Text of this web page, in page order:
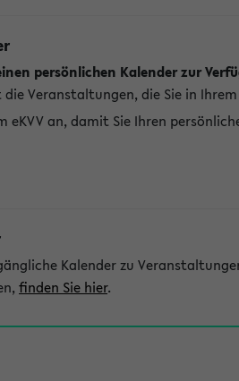
persönlichen Kalender zur
Veranstaltungen, die Sie in
eKVV an, damit Sie Ihren
Kalender zu
finden Sie hier.